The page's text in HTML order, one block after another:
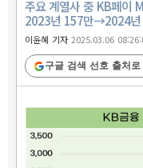
주요 계열사 중 KB페이
2023년 157만→2024년
이윤혜 기자2025.03.06
구글 검색 선호 출처로